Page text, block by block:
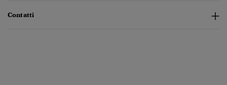
Contatti